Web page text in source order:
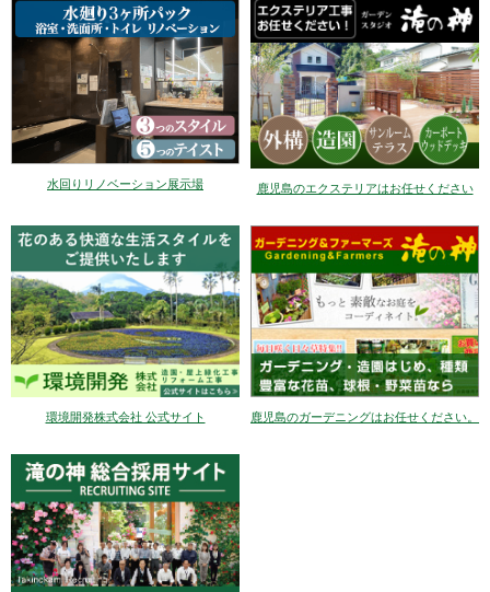
水回りリノベーション展示場 鹿児島のエクステリアはお任せください
環境開発株式会社 公式サイト 鹿児島のガーデニングはお任せください。